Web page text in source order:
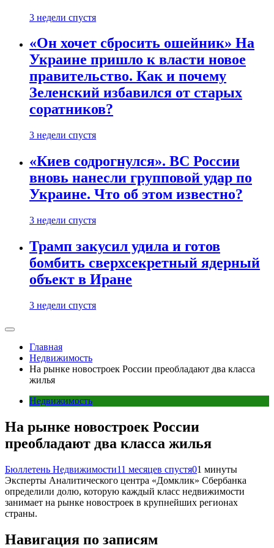
3 недели спустя
«Он хочет сбросить ошейник» На
Украине пришло к власти новое
правительство. Как и почему
Зеленский избавился от старых
соратников?
3 недели спустя
«Киев содрогнулся». ВС России
вновь нанесли групповой удар по
Украине. Что об этом известно?
3 недели спустя
Трамп закусил удила и готов
бомбить сверхсекретный ядерный
объект в Иране
3 недели спустя
Главная
Недвижимость
На рынке новостроек России преобладают два класса
жилья
Недвижимость
На рынке новостроек России
преобладают два класса жилья
Бюллетень Недвижимости11 месяцев спустя01 минуты
Эксперты Аналитического центра «Домклик» Сбербанка
определили долю, которую каждый класс недвижимости
занимает на рынке новостроек в крупнейших регионах
страны.
Навигация по записям